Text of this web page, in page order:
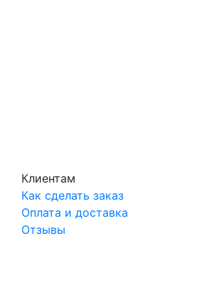
Клиентам
Как сделать заказ
Оплата и доставка
Отзывы